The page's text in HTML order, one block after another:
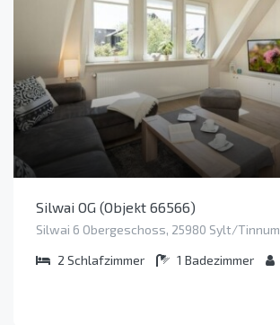
Silwai OG (Objekt 66566)
Silwai 6 Obergeschoss, 25980 Sylt/Tinnum
2 Schlafzimmer 1 Badezimmer